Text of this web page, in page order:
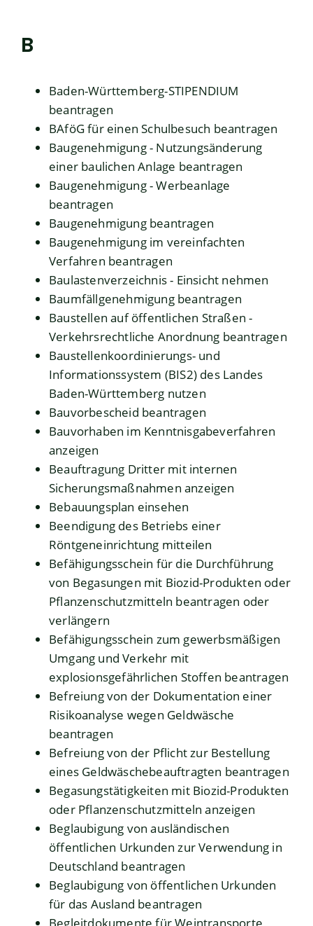
B
Baden-Württemberg-STIPENDIUM
beantragen
BAföG für einen Schulbesuch beantragen
Baugenehmigung - Nutzungsänderung
einer baulichen Anlage beantragen
Baugenehmigung - Werbeanlage
beantragen
Baugenehmigung beantragen
Baugenehmigung im vereinfachten
Verfahren beantragen
Baulastenverzeichnis - Einsicht nehmen
Baumfällgenehmigung beantragen
Baustellen auf öffentlichen Straßen -
Verkehrsrechtliche Anordnung beantragen
Baustellenkoordinierungs- und
Informationssystem (BIS2) des Landes
Baden-Württemberg nutzen
Bauvorbescheid beantragen
Bauvorhaben im Kenntnisgabeverfahren
anzeigen
Beauftragung Dritter mit internen
Sicherungsmaßnahmen anzeigen
Bebauungsplan einsehen
Beendigung des Betriebs einer
Röntgeneinrichtung mitteilen
Befähigungsschein für die Durchführung
von Begasungen mit Biozid-Produkten oder
Pflanzenschutzmitteln beantragen oder
verlängern
Befähigungsschein zum gewerbsmäßigen
Umgang und Verkehr mit
explosionsgefährlichen Stoffen beantragen
Befreiung von der Dokumentation einer
Risikoanalyse wegen Geldwäsche
beantragen
Befreiung von der Pflicht zur Bestellung
eines Geldwäschebeauftragten beantragen
Begasungstätigkeiten mit Biozid-Produkten
oder Pflanzenschutzmitteln anzeigen
Beglaubigung von ausländischen
öffentlichen Urkunden zur Verwendung in
Deutschland beantragen
Beglaubigung von öffentlichen Urkunden
für das Ausland beantragen